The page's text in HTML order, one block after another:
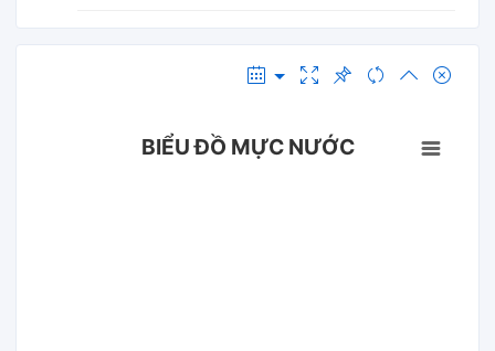
BIỂU ĐỒ MỰC NƯỚC